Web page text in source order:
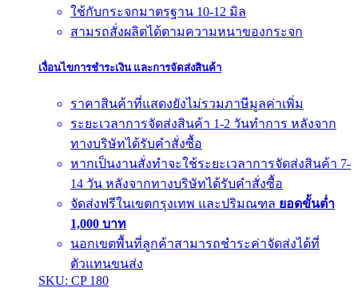
ใช้กับกระจกมาตรฐาน 10-12 มิล
สามรถสั่งผลิตได้ตามความหนาของกระจก
เงื่อนไขการชำระเงิน และการจัดส่งสินค้า
ราคาสินค้าที่แสดงยังไม่รวมภาษีมูลค่าเพิ่ม
ระยะเวลาการจัดส่งสินค้า 1-2 วันทำการ หลังจาก
ทางบริษัทได้รับคำสั่งซื้อ
หากเป็นงานสั่งทำจะใช้ระยะเวลาการจัดส่งสินค้า 7-
14 วัน หลังจากทางบริษัทได้รับคำสั่งซื้อ
จัดส่งฟรีในเขตกรุงเทพ และปริมณฑล ยอดขั้นต่ำ
1,000 บาท
นอกเขตพื้นที่ลูกค้าสามารถชำระค่าจัดส่งได้ที่
ตัวแทนขนส่ง
SKU: CP 180